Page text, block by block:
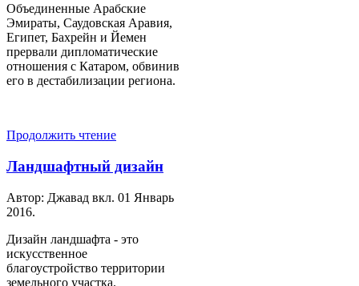
Объединенные Арабские
Эмираты, Саудовская Аравия,
Египет, Бахрейн и Йемен
прервали дипломатические
отношения с Катаром, обвинив
его в дестабилизации региона.
Продолжить чтение
Ландшафтный дизайн
Автор: Джавад вкл. 01 Январь
2016.
Дизайн ландшафта - это
искусственное
благоустройство территории
земельного участка.